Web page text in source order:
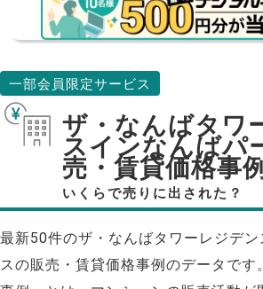
一部会員限定サービス
ザ・なんばタワ
スインなんばパ
売・賃貸価格事例
いくらで売りに出された？
最新50件のザ・なんばタワーレジデン
スの販売・賃貸価格事例のデータです